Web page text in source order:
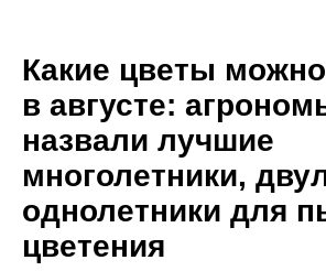
Какие цветы
в августе:
назвали лучшие
многолетники,
однолетники для
цветения